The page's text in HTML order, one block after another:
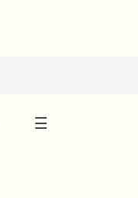
entgegen —
Montag, 31.
☰